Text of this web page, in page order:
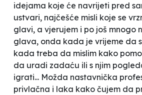
idejama koje će navrijeti pred
ustvari, najčešće misli koje se
glavi, a vjerujem i po još mnogo
glava, onda kada je vrijeme da
kada treba da mislim kako
da uradi zadaću ili s njim
igrati... Možda nastavnička
privlačna i laka kako čujem da